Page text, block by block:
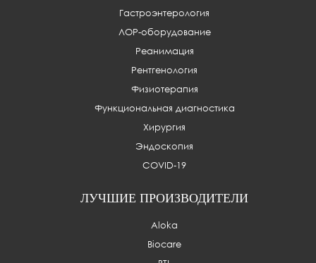
Гастроэнтерология
ЛОР-оборудование
Реанимация
Рентгенология
Физиотерапия
Функциональная диагностика
Хирургия
Эндоскопия
COVID-19
ЛУЧШИЕ ПРОИЗВОДИТЕЛИ
Aloka
Biocare